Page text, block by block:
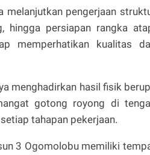
melanjutkan pengerjaan
hingga persiapan rangka
memperhatikan kualitas
menghadirkan hasil fisik
gotong royong di
tahapan pekerjaan.
3 Ogomolobu memiliki